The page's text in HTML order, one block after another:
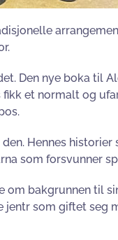
Den nye boka til
et normalt og
Hennes
som forsvunner
bakgrunnen til
som giftet